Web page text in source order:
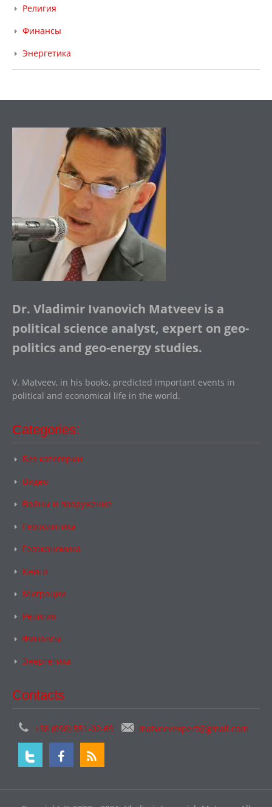
Религия
Финансы
Энергетика
Dr. Vladimir Ivanovich Matveev is a
political science analyst, expert on geo-
politics and geo-energy studies.
V. Matveev, in his books, predicted important events in
political and economical life in the world.
Categories:
Без категории
Видео
Войны и вооружение
Геополитика
Геоэкономика
Книги
Миграции
Религия
Финансы
Энергетика
Contacts
+38 (098) 551-02-69 matveevexpert@gmail.com